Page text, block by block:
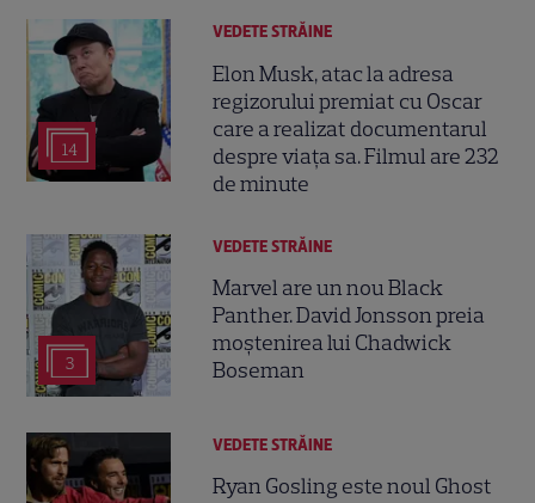
14
VEDETE STRĂINE
Elon Musk, atac la adresa
regizorului premiat cu Oscar
care a realizat documentarul
despre viața sa. Filmul are 232
de minute
3
VEDETE STRĂINE
Marvel are un nou Black
Panther. David Jonsson preia
moștenirea lui Chadwick
Boseman
VEDETE STRĂINE
Ryan Gosling este noul Ghost